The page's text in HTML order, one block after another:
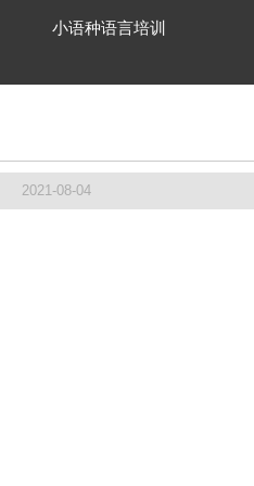
小语种语言培训
2021-08-04